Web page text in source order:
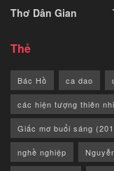
Thơ Dân Gian
Thẻ
Bác Hồ ca dao
các hiện tượng thiên
Giấc mơ buổi sáng
nghề nghiệp